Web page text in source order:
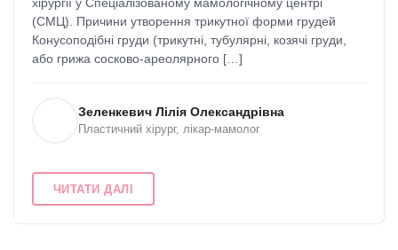
хірургії у Спеціалізованому мамологічному центрі
(СМЦ). Причини утворення трикутної форми грудей
Конусоподібні груди (трикутні, тубулярні, козячі груди,
або грижа сосково-ареолярного […]
Зеленкевич Лілія Олександрівна
Пластичний хірург, лікар-мамолог
ЧИТАТИ ДАЛІ